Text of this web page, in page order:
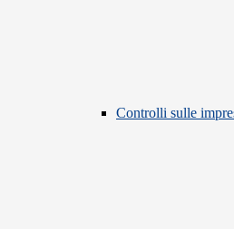
Controlli sulle